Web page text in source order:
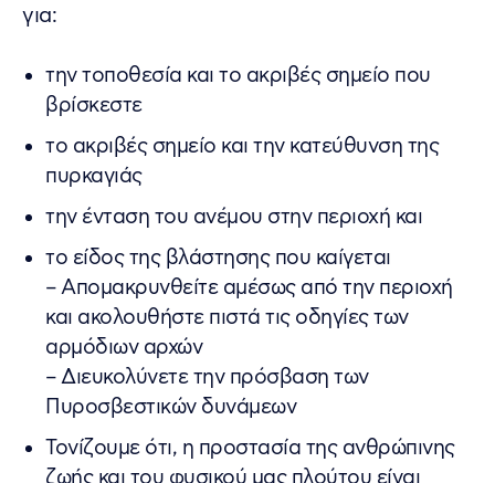
για:
την τοποθεσία και το ακριβές σημείο που
βρίσκεστε
το ακριβές σημείο και την κατεύθυνση της
πυρκαγιάς
την ένταση του ανέμου στην περιοχή και
το είδος της βλάστησης που καίγεται
– Απομακρυνθείτε αμέσως από την περιοχή
και ακολουθήστε πιστά τις οδηγίες των
αρμόδιων αρχών
– Διευκολύνετε την πρόσβαση των
Πυροσβεστικών δυνάμεων
Τονίζουμε ότι, η προστασία της ανθρώπινης
ζωής και του φυσικού μας πλούτου είναι